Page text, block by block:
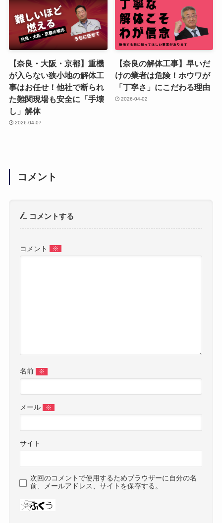
【奈良・大阪・京都】重機
が入らない狭小地の解体工
事はお任せ！他社で断られ
た難関現場も安全に「手壊
し」解体
2026-04-07
【奈良の解体工事】早いだ
けの業者は危険！ホウワが
「丁寧さ」にこだわる理由
2026-04-02
コメント
コメントする
コメント ※
名前 ※
メール ※
サイト
次回のコメントで使用するためブラウザーに自分の名
前、メールアドレス、サイトを保存する。